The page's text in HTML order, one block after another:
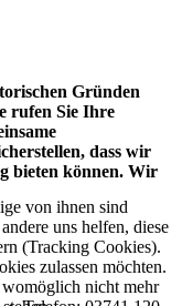
Gründen
rufen Sie Ihre
dass wir
bieten können. Wir
von ihnen sind
uns helfen, diese
(Tracking Cookies).
zulassen möchten.
womöglich nicht mehr